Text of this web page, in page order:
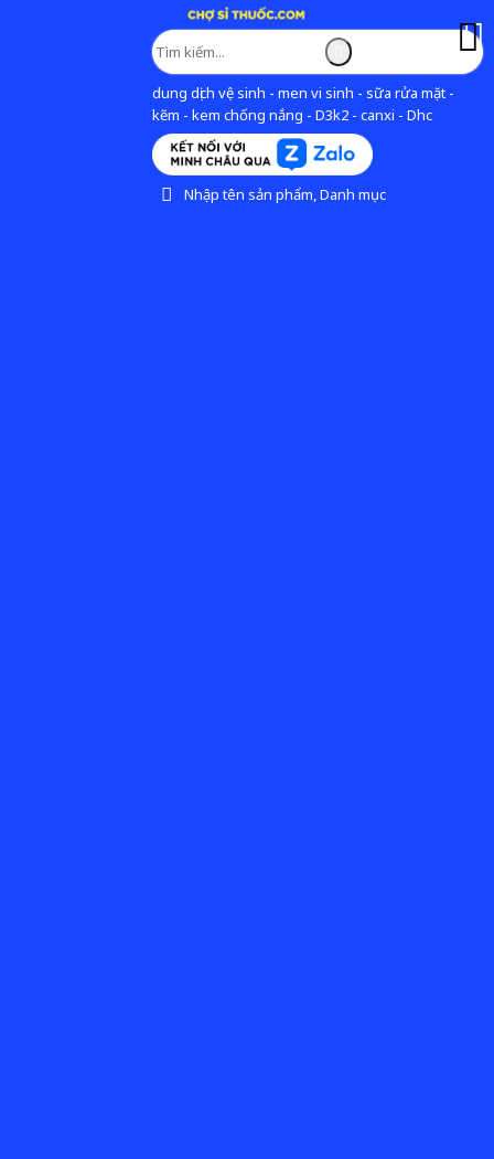
dung dịch vệ sinh - men vi sinh - sữa rửa mặt -
kẽm - kem chống nắng - D3k2 - canxi - Dhc
Nhập tên sản phẩm, Danh mục